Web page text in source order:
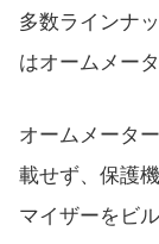
多数ラインナ
はオームメータ
オームメータ
載せず、保護
マイザーをビ